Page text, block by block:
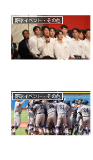
野球イベント・その他
野球イベント・その他